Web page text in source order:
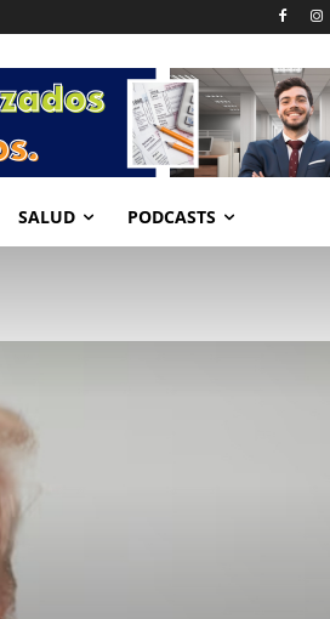
SALUD PODCASTS